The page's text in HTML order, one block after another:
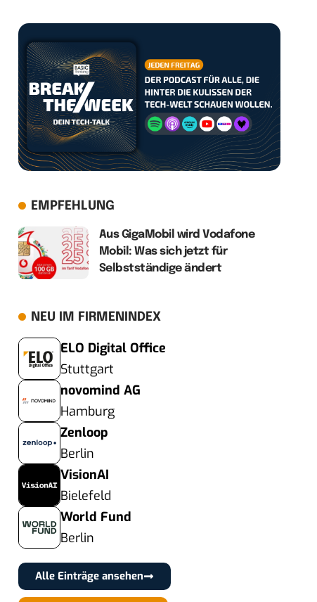
EMPFEHLUNG
Aus GigaMobil wird Vodafone
Mobil: Was sich jetzt für
Selbstständige ändert
NEU IM FIRMENINDEX
ELO Digital Office
Stuttgart
novomind AG
Hamburg
Zenloop
Berlin
VisionAI
Bielefeld
World Fund
Berlin
Alle Einträge ansehen